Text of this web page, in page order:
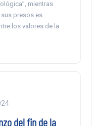
mientras
sus presos es
los valores de la
del fin de la